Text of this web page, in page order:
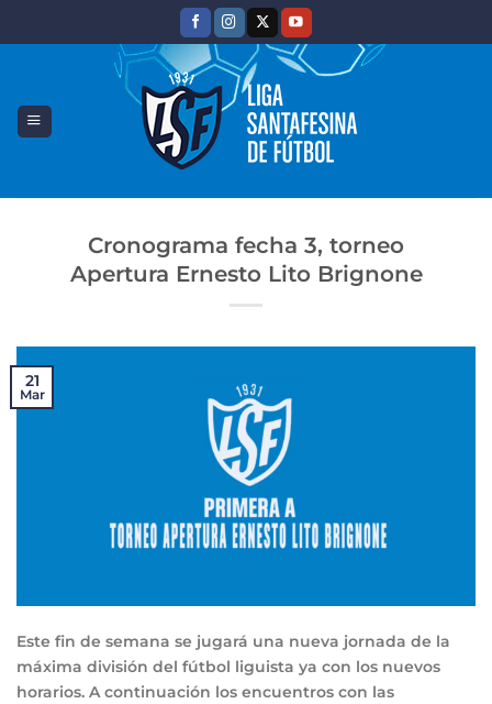
Cronograma fecha 3, torneo
Apertura Ernesto Lito Brignone
21
Mar
Este fin de semana se jugará una nueva jornada de la
máxima división del fútbol liguista ya con los nuevos
horarios. A continuación los encuentros con las